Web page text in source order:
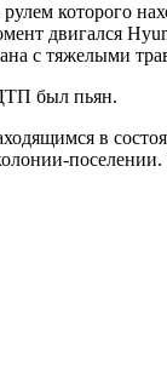
которого
двигался
с тяжелыми
был пьян.
в